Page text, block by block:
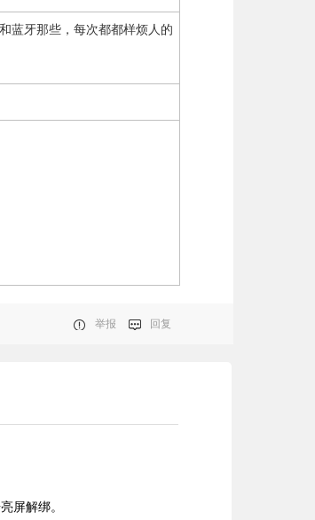
蓝牙那些，每次都都样烦人的
举报 回复
屏解绑。